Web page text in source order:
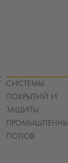
СИСТЕМЫ
ПОКРЫТИЙ И
ЗАЩИТЫ
ПОЛОВ